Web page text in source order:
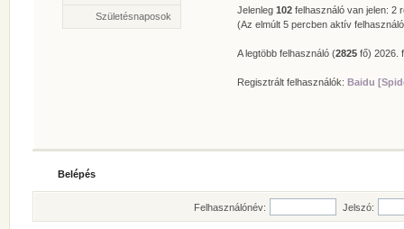
Jelenleg 102 felhasználó van jelen: 2
(Az elmúlt 5 percben aktív
A legtöbb felhasználó (2825 fő) 2026.
Regisztrált felhasználók: Baidu
* Felhasználók száma:606
* Legújabb regisztrált tagunk:Zolee
Születésnaposok
Belépés
Felhasználónév: Jelszó: